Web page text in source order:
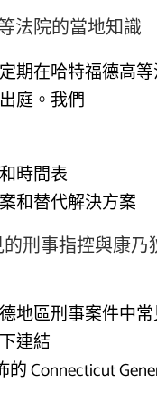
法院的當地知識
期在哈特福德高
庭。我們
時間表
和替代解決方案
刑事指控與康乃
地區刑事案件中
連結
Connecticut